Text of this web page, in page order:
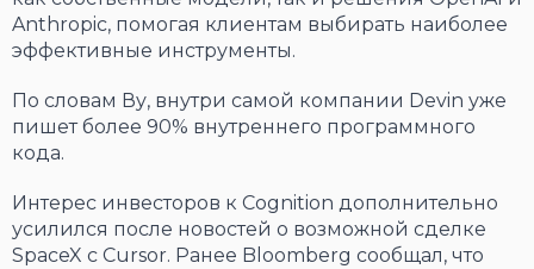
Anthropic, помогая клиентам выбирать наиболее
эффективные инструменты.
По словам Ву, внутри самой компании Devin уже
пишет более 90% внутреннего программного
кода.
Интерес инвесторов к Cognition дополнительно
усилился после новостей о возможной сделке
SpaceX с Cursor. Ранее Bloomberg сообщал, что